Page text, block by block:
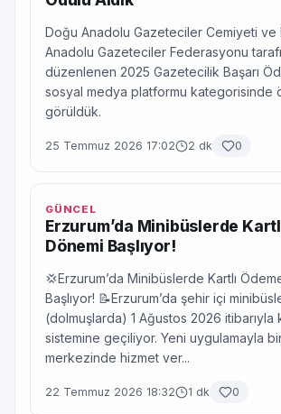
Doğu Anadolu Gazeteciler Cemiyeti ve
Anadolu Gazeteciler Federasyonu
düzenlenen 2025 Gazetecilik Başarı
sosyal medya platformu kategorisinde
görüldük.
25 Temmuz 2026 17:02 2 dk 0
GÜNCEL
Erzurum’da Minibüslerde
Dönemi Başlıyor!
💢Erzurum’da Minibüslerde Kartlı
Başlıyor! 📝Erzurum’da şehir içi
(dolmuşlarda) 1 Ağustos 2026 itibarıyla
sistemine geçiliyor. Yeni uygulamayla
merkezinde hizmet ver...
22 Temmuz 2026 18:32 1 dk 0